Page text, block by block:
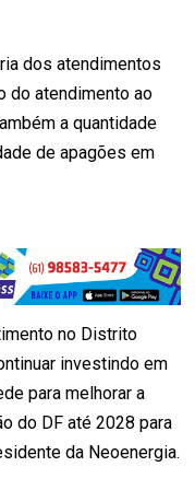
dos atendimentos
do atendimento ao
a quantidade
de apagões em
no Distrito
investindo em
para melhorar a
do DF até 2028 para
da Neoenergia.